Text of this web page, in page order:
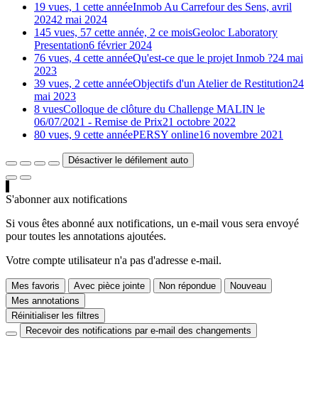
19 vues, 1 cette annéeInmob Au Carrefour des Sens, avril
20242 mai 2024
145 vues, 57 cette année, 2 ce moisGeoloc Laboratory
Presentation6 février 2024
76 vues, 4 cette annéeQu'est-ce que le projet Inmob ?24 mai
2023
39 vues, 2 cette annéeObjectifs d'un Atelier de Restitution24
mai 2023
8 vuesColloque de clôture du Challenge MALIN le
06/07/2021 - Remise de Prix21 octobre 2022
80 vues, 9 cette annéePERSY online16 novembre 2021
Désactiver le défilement auto
S'abonner aux notifications
Si vous êtes abonné aux notifications, un e-mail vous sera envoyé
pour toutes les annotations ajoutées.
Votre compte utilisateur n'a pas d'adresse e-mail.
Mes favoris Avec pièce jointe Non répondue
Nouveau
Mes annotations
Réinitialiser les filtres
Recevoir des notifications par e-mail des changements